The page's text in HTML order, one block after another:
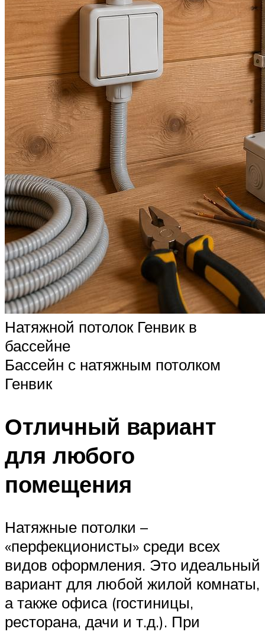
Натяжной потолок Генвик в
бассейне
Бассейн с натяжным потолком
Генвик
Отличный вариант
для любого
помещения
Натяжные потолки –
«перфекционисты» среди всех
видов оформления. Это идеальный
вариант для любой жилой комнаты,
а также офиса (гостиницы,
ресторана, дачи и т.д.). При